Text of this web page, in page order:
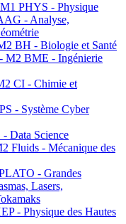
PHYS - Physique
- Analyse,
BH - Biologie et Santé
BME - Ingénierie
CI - Chimie et
- Système Cyber
Data Science
Fluids - Mécanique des
- Grandes
Lasers,
- Physique des Hautes